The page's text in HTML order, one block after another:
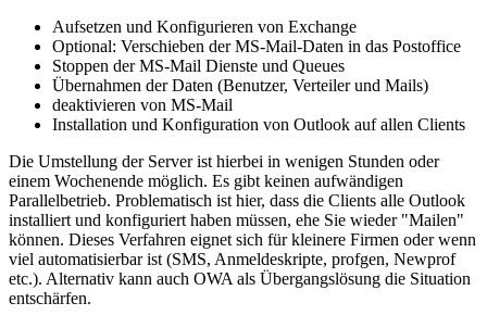
Aufsetzen und Konfigurieren von Exchange
Optional: Verschieben der MS-Mail-Daten in das Postoffice
Stoppen der MS-Mail Dienste und Queues
Übernahmen der Daten (Benutzer, Verteiler und Mails)
deaktivieren von MS-Mail
Installation und Konfiguration von Outlook auf allen Clients
Die Umstellung der Server ist hierbei in wenigen Stunden oder
einem Wochenende möglich. Es gibt keinen aufwändigen
Parallelbetrieb. Problematisch ist hier, dass die Clients alle Outlook
installiert und konfiguriert haben müssen, ehe Sie wieder "Mailen"
können. Dieses Verfahren eignet sich für kleinere Firmen oder wenn
viel automatisierbar ist (SMS, Anmeldeskripte, profgen, Newprof
etc.). Alternativ kann auch OWA als Übergangslösung die Situation
entschärfen.